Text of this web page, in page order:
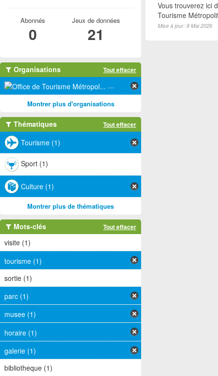
Vous trouverez ici
Tourisme
Mise à jour: 9 Mai 2026
Abonnés
0
Jeux de données
21
Organisations Tout effacer
Office de Tourisme Métropol... (1)
Montrer plus d'organisations
Thématiques Tout effacer
Tourisme (1)
Sport (1)
Culture (1)
Montrer plus de thématiques
Mots-clés Tout effacer
visite (1)
tourisme (1)
sortie (1)
parc (1)
musee (1)
horaire (1)
galerie (1)
bibliotheque (1)